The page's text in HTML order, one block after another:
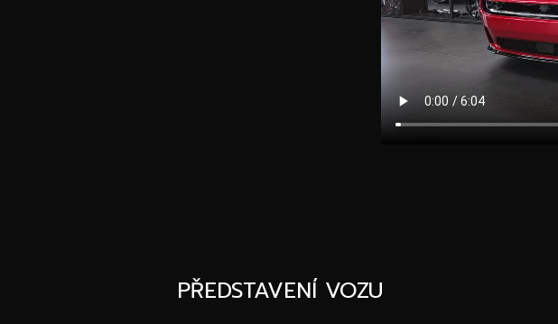
PŘEDSTAVENÍ VOZU